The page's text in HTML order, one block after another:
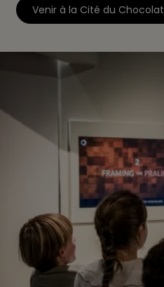
Venir à la Cité du Chocolat